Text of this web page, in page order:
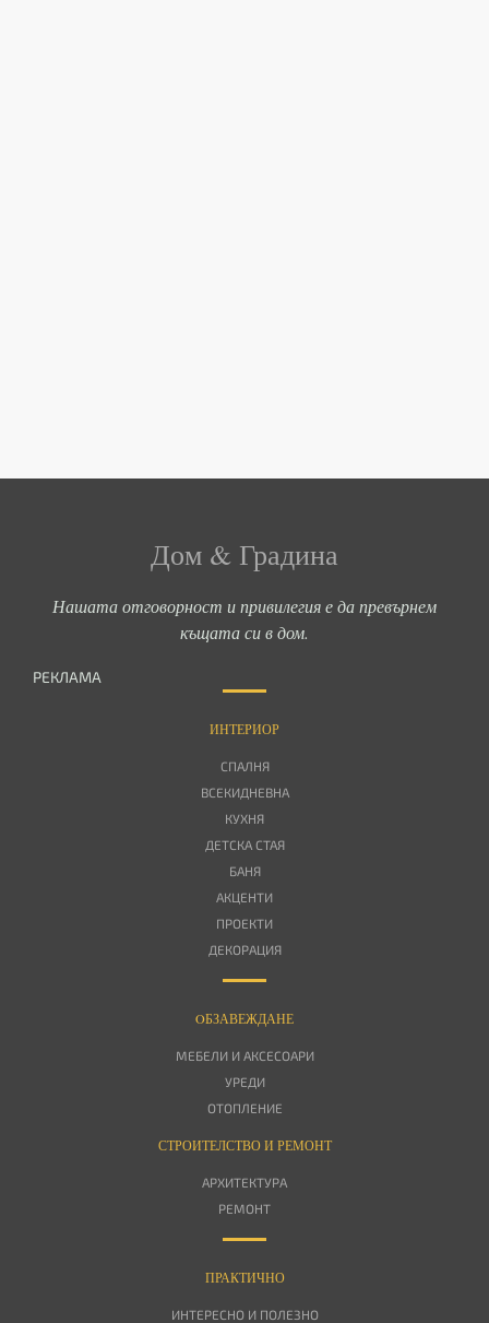
Дом & Градина
Нашата отговорност и привилегия е да превърнем
къщата си в дом.
РЕКЛАМА
ИНТЕРИОР
СПАЛНЯ
ВСЕКИДНЕВНА
КУХНЯ
ДЕТСКА СТАЯ
БАНЯ
АКЦЕНТИ
ПРОЕКТИ
ДЕКОРАЦИЯ
OБЗАВЕЖДАНЕ
МЕБЕЛИ И АКСЕСОАРИ
УРЕДИ
ОТОПЛЕНИЕ
СТРОИТЕЛСТВО И РЕМОНТ
АРХИТЕКТУРА
РЕМОНТ
ПРАКТИЧНО
ИНТЕРЕСНО И ПОЛЕЗНО